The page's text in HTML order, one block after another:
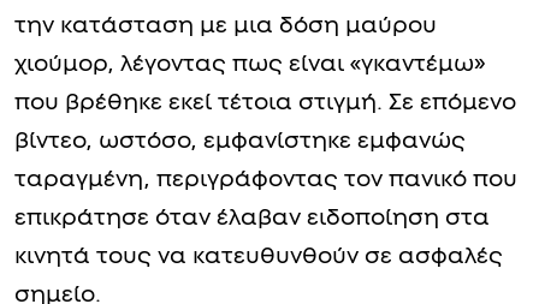
την κατάσταση με μια δόση μαύρου
χιούμορ, λέγοντας πως είναι «γκαντέμω»
που βρέθηκε εκεί τέτοια στιγμή. Σε επόμενο
βίντεο, ωστόσο, εμφανίστηκε εμφανώς
ταραγμένη, περιγράφοντας τον πανικό που
επικράτησε όταν έλαβαν ειδοποίηση στα
κινητά τους να κατευθυνθούν σε ασφαλές
σημείο.